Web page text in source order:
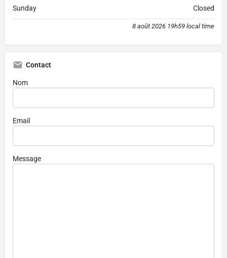
Sunday Closed
8 août 2026 19h59 local time
Contact
Nom
Email
Message